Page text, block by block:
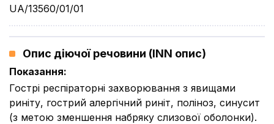
UA/13560/01/01
Опис діючої речовини (INN опис)
Показання:
Гострі респіраторні захворювання з явищами
риніту, гострий алергічний риніт, поліноз, синусит
(з метою зменшення набряку слизової оболонки).